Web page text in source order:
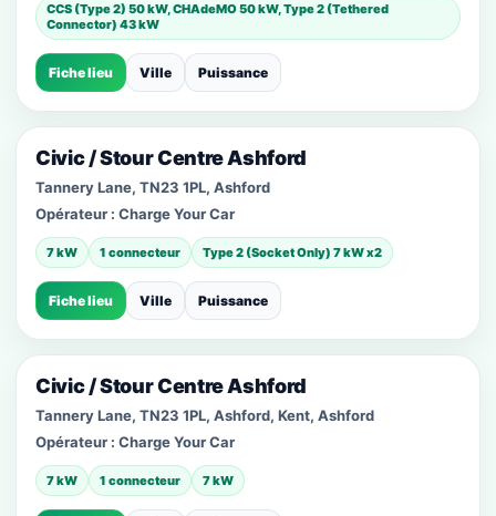
CCS (Type 2) 50 kW, CHAdeMO 50 kW, Type 2 (Tethered
Connector) 43 kW
Fiche lieu Ville Puissance
Civic / Stour Centre Ashford
Tannery Lane, TN23 1PL, Ashford
Opérateur : Charge Your Car
7 kW 1 connecteur Type 2 (Socket Only) 7 kW x2
Fiche lieu Ville Puissance
Civic / Stour Centre Ashford
Tannery Lane, TN23 1PL, Ashford, Kent, Ashford
Opérateur : Charge Your Car
7 kW 1 connecteur 7 kW